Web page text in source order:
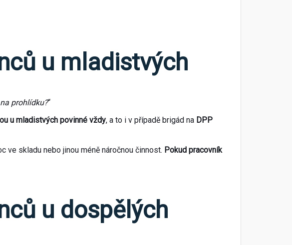
u mladistvých
prohlídku?“
u mladistvých povinné vždy, a to i v případě brigád na DPP
ve skladu nebo jinou méně náročnou činnost. Pokud pracovník
u dospělých